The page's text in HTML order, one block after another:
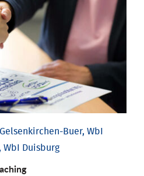
Buer, WbI
WbI Duisburg